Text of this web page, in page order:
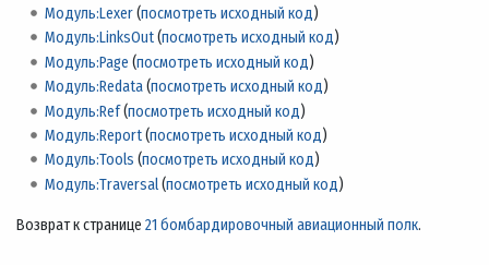
Модуль:Lexer(посмотреть исходный код)
Модуль:LinksOut(посмотреть исходный код)
Модуль:Page (посмотреть исходный код)
Модуль:Redata(посмотреть исходный код)
Модуль:Ref(посмотреть исходный код)
Модуль:Report(посмотреть исходный код)
Модуль:Tools (посмотреть исходный код)
Модуль:Traversal(посмотреть исходный код)
Возврат к странице 21 бомбардировочный авиационный полк.